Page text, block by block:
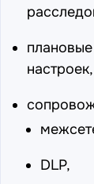
настроек,
DLP,